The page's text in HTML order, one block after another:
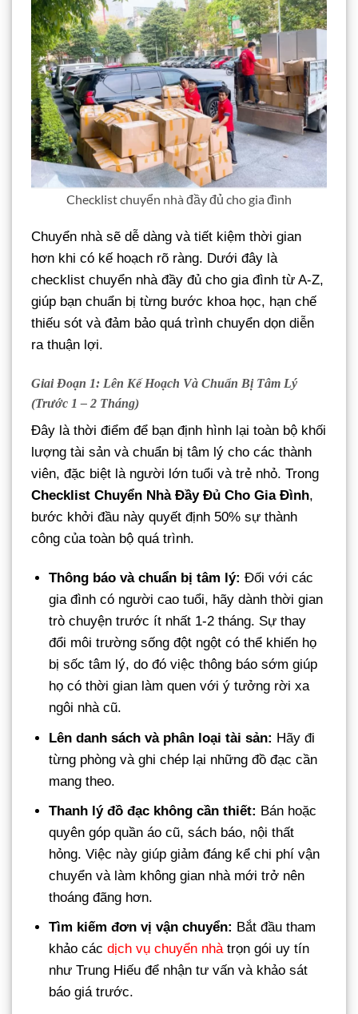
Checklist chuyển nhà đầy đủ cho gia đình
Chuyển nhà sẽ dễ dàng và tiết kiệm thời gian
hơn khi có kế hoạch rõ ràng. Dưới đây là
checklist chuyển nhà đầy đủ cho gia đình từ A-Z,
giúp bạn chuẩn bị từng bước khoa học, hạn chế
thiếu sót và đảm bảo quá trình chuyển dọn diễn
ra thuận lợi.
Giai Đoạn 1: Lên Kế Hoạch Và Chuẩn Bị Tâm Lý
(Trước 1 – 2 Tháng)
Đây là thời điểm để bạn định hình lại toàn bộ khối
lượng tài sản và chuẩn bị tâm lý cho các thành
viên, đặc biệt là người lớn tuổi và trẻ nhỏ. Trong
Checklist Chuyển Nhà Đầy Đủ Cho Gia Đình,
bước khởi đầu này quyết định 50% sự thành
công của toàn bộ quá trình.
Thông báo và chuẩn bị tâm lý: Đối với các
gia đình có người cao tuổi, hãy dành thời gian
trò chuyện trước ít nhất 1-2 tháng. Sự thay
đổi môi trường sống đột ngột có thể khiến họ
bị sốc tâm lý, do đó việc thông báo sớm giúp
họ có thời gian làm quen với ý tưởng rời xa
ngôi nhà cũ.
Lên danh sách và phân loại tài sản: Hãy đi
từng phòng và ghi chép lại những đồ đạc cần
mang theo.
Thanh lý đồ đạc không cần thiết: Bán hoặc
quyên góp quần áo cũ, sách báo, nội thất
hỏng. Việc này giúp giảm đáng kể chi phí vận
chuyển và làm không gian nhà mới trở nên
thoáng đãng hơn.
Tìm kiếm đơn vị vận chuyển: Bắt đầu tham
khảo cácdịch vụ chuyển nhàtrọn gói uy tín
như Trung Hiếu để nhận tư vấn và khảo sát
báo giá trước.